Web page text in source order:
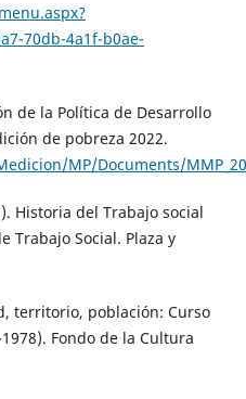
70db-4a1f-b0ae-
de la Política de Desarrollo
de pobreza 2022.
MP/Documents/
Historia del Trabajo social
Trabajo Social. Plaza y
territorio, población: Curso
Fondo de la Cultura